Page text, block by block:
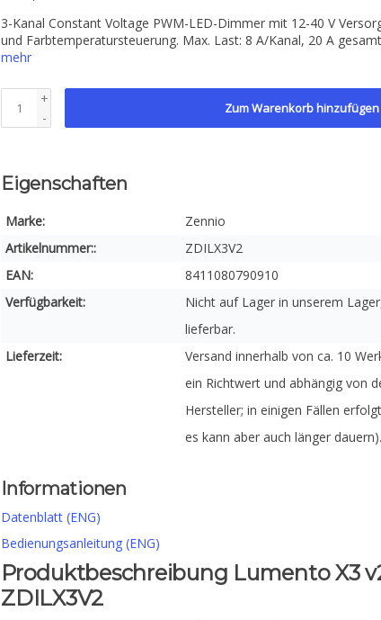
3-Kanal Constant Voltage PWM-LED-Dimmer mit 12-40 V
und Farbtemperatursteuerung. Max. Last: 8 A/Kanal, 20 A
mehr
+
-
Zum Warenkorb hinzufügen
Eigenschaften
Marke:
Zennio
Artikelnummer::
ZDILX3V2
EAN:
8411080790910
Verfügbarkeit:
Nicht auf Lager in unserem
lieferbar.
Lieferzeit:
Versand innerhalb von ca. 10
ein Richtwert und abhängig von
Hersteller; in einigen Fällen
es kann aber auch länger dauern).
Informationen
Datenblatt (ENG)
Bedienungsanleitung (ENG)
Produktbeschreibung Lumento X3
ZDILX3V2